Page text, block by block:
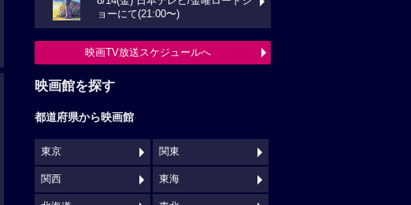
ョーにて(21:00〜)
映画TV放送スケジュールへ
映画館を探す
都道府県から映画館
東京 関東
関西 東海